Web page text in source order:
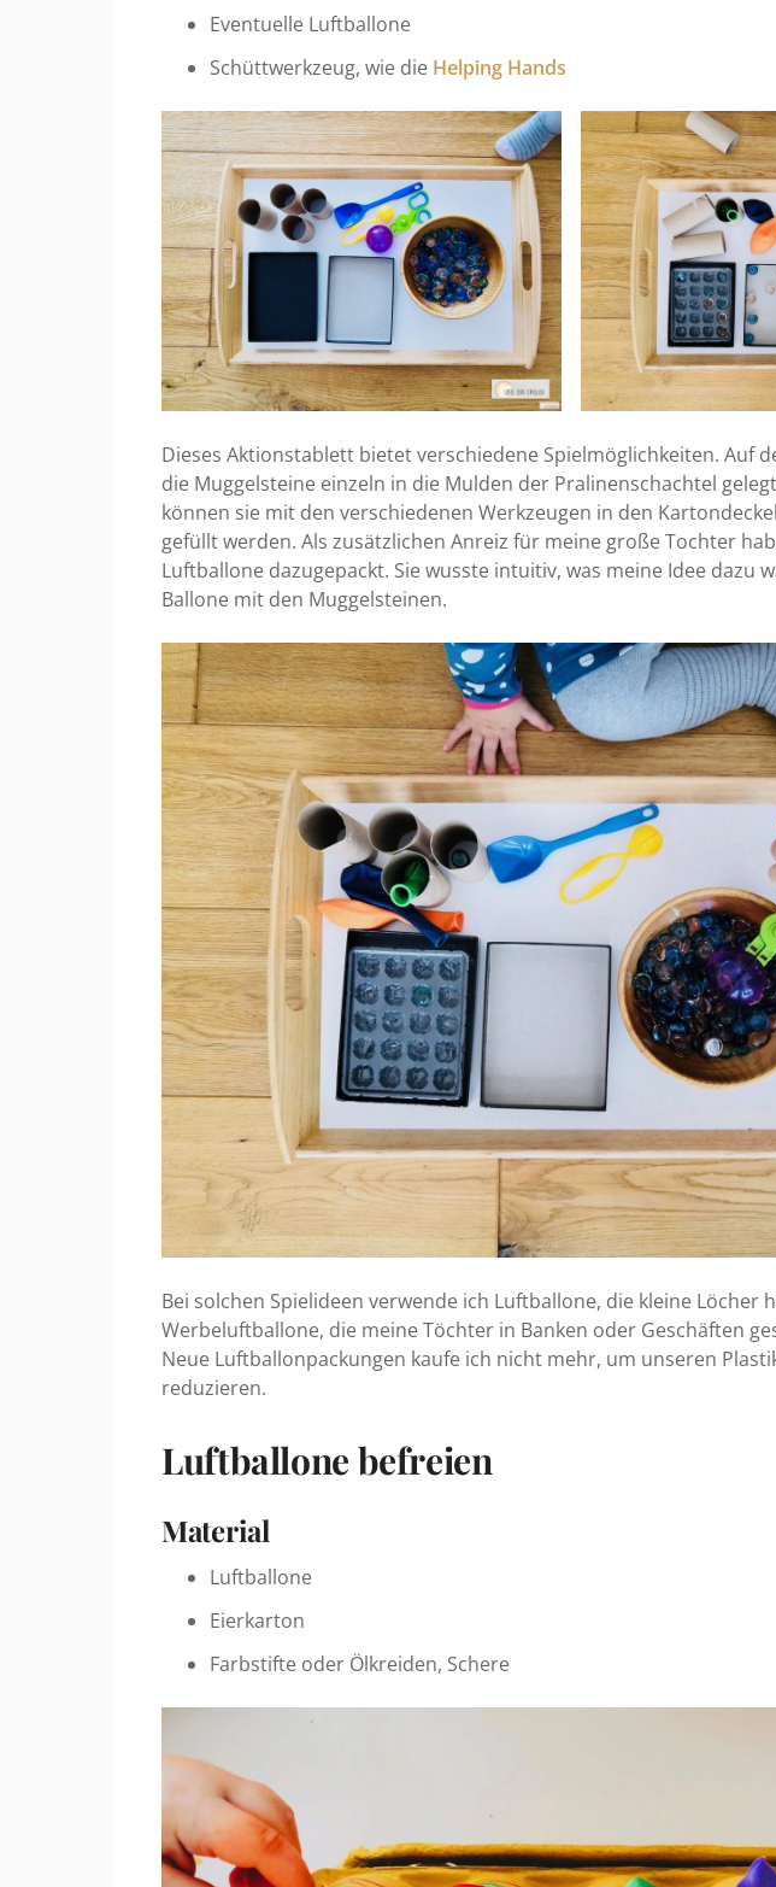
Eventuelle Luftballone
Schüttwerkzeug, wie die Helping Hands
Dieses Aktionstablett bietet verschiedene Spielmöglichkeiten. Auf
die Muggelsteine einzeln in die Mulden der Pralinenschachtel
können sie mit den verschiedenen Werkzeugen in den
gefüllt werden. Als zusätzlichen Anreiz für meine große Tochter
Luftballone dazugepackt. Sie wusste intuitiv, was meine Idee dazu
Ballone mit den Muggelsteinen.
Bei solchen Spielideen verwende ich Luftballone, die kleine Löcher
Werbeluftballone, die meine Töchter in Banken oder Geschäften
Neue Luftballonpackungen kaufe ich nicht mehr, um unseren
reduzieren.
Luftballone befreien
Material
Luftballone
Eierkarton
Farbstifte oder Ölkreiden, Schere